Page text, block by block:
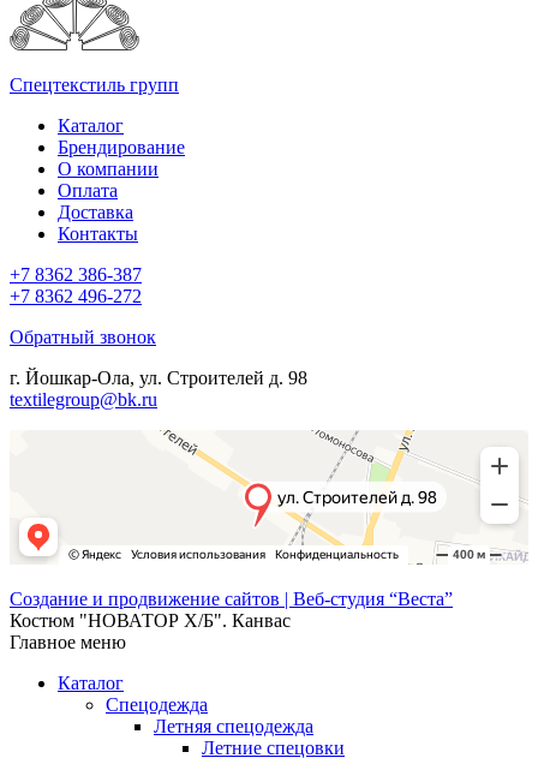
Спецтекстиль групп
Каталог
Брендирование
О компании
Оплата
Доставка
Контакты
+7 8362 386-387
+7 8362 496-272
Обратный звонок
г. Йошкар-Ола, ул. Строителей д. 98
textilegroup@bk.ru
Создание и продвижение сайтов | Веб-студия “Веста”
Костюм "НОВАТОР Х/Б". Канвас
Главное меню
Каталог
Спецодежда
Летняя спецодежда
Летние спецовки